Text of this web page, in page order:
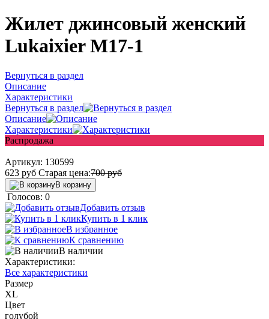
Жилет джинсовый женский
Lukaixier M17-1
Вернуться в раздел
Описание
Характеристики
Вернуться в раздел
Описание
Характеристики
Распродажа
Артикул: 130599
623 руб Старая цена:700руб
В корзину
Голосов: 0
Добавить отзыв
Купить в 1 клик
В избранное
К сравнению
В наличии
Характеристики:
Все характеристики
Размер
XL
Цвет
голубой